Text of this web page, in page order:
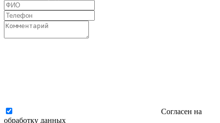
Согласен на
обработку данных